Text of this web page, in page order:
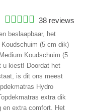
38 reviews
beslaapbaar, het
(5 cm dik)
Koudschuim (5
kiest! Doordat het
is dit ons meest
Hydro
extra dik
en extra comfort. Het